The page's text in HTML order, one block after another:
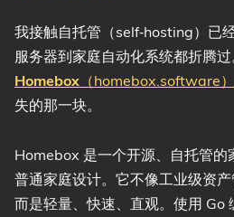
我接触自托管（self‑hosting）已
服务器到家庭自动化系统都折腾
Homebox （homebox.software）
失的那一块。
Homebox 是一个开源、自托管的
普通家庭设计。它不像工业级资
而是轻量、快速、直观。使用 Go